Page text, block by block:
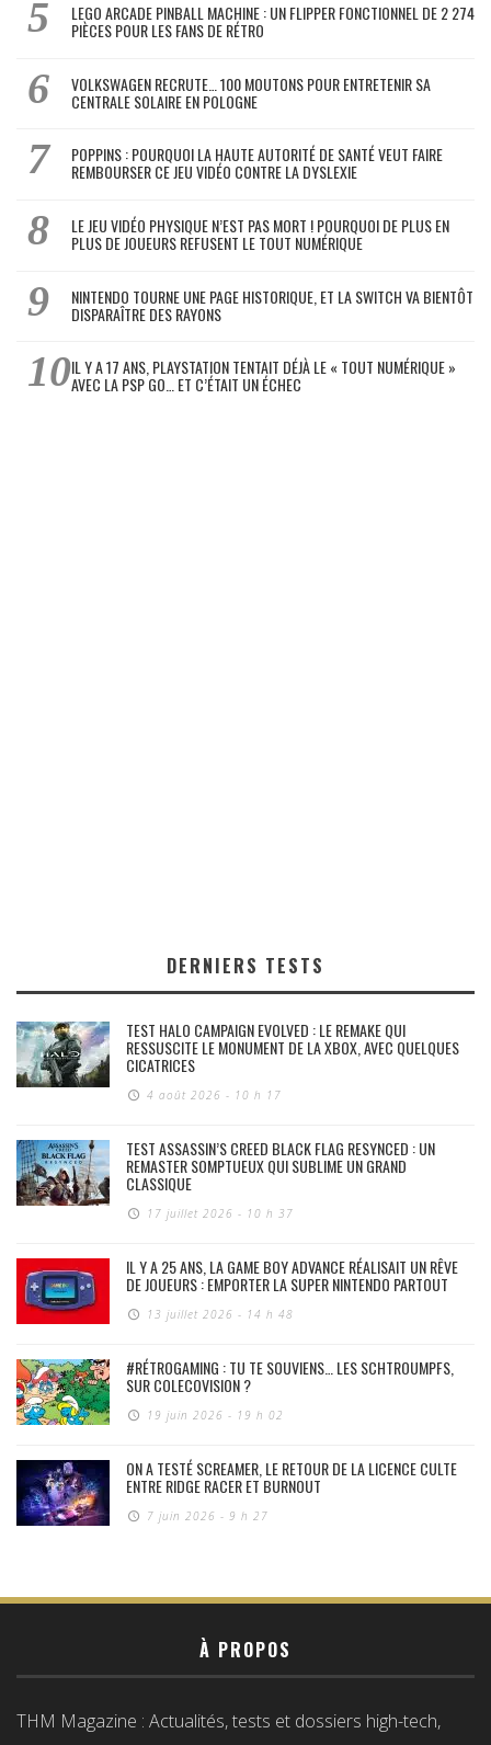
LEGO ARCADE PINBALL MACHINE : UN FLIPPER FONCTIONNEL DE 2 274
PIÈCES POUR LES FANS DE RÉTRO
VOLKSWAGEN RECRUTE… 100 MOUTONS POUR ENTRETENIR SA
CENTRALE SOLAIRE EN POLOGNE
POPPINS : POURQUOI LA HAUTE AUTORITÉ DE SANTÉ VEUT FAIRE
REMBOURSER CE JEU VIDÉO CONTRE LA DYSLEXIE
LE JEU VIDÉO PHYSIQUE N’EST PAS MORT ! POURQUOI DE PLUS EN
PLUS DE JOUEURS REFUSENT LE TOUT NUMÉRIQUE
NINTENDO TOURNE UNE PAGE HISTORIQUE, ET LA SWITCH VA BIENTÔT
DISPARAÎTRE DES RAYONS
IL Y A 17 ANS, PLAYSTATION TENTAIT DÉJÀ LE « TOUT NUMÉRIQUE »
AVEC LA PSP GO… ET C’ÉTAIT UN ÉCHEC
DERNIERS TESTS
TEST HALO CAMPAIGN EVOLVED : LE REMAKE QUI
RESSUSCITE LE MONUMENT DE LA XBOX, AVEC QUELQUES
CICATRICES
4 août 2026 - 10 h 17
TEST ASSASSIN’S CREED BLACK FLAG RESYNCED : UN
REMASTER SOMPTUEUX QUI SUBLIME UN GRAND
CLASSIQUE
17 juillet 2026 - 10 h 37
IL Y A 25 ANS, LA GAME BOY ADVANCE RÉALISAIT UN RÊVE
DE JOUEURS : EMPORTER LA SUPER NINTENDO PARTOUT
13 juillet 2026 - 14 h 48
#RÉTROGAMING : TU TE SOUVIENS… LES SCHTROUMPFS,
SUR COLECOVISION ?
19 juin 2026 - 19 h 02
ON A TESTÉ SCREAMER, LE RETOUR DE LA LICENCE CULTE
ENTRE RIDGE RACER ET BURNOUT
7 juin 2026 - 9 h 27
À PROPOS
THM Magazine : Actualités, tests et dossiers high-tech,